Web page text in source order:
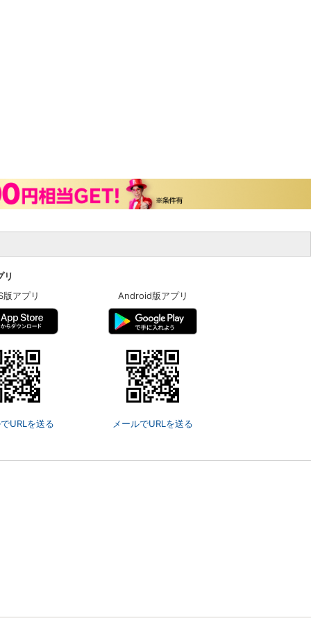
版アプリ
URLを送る
Android版アプリ
メールでURLを送る